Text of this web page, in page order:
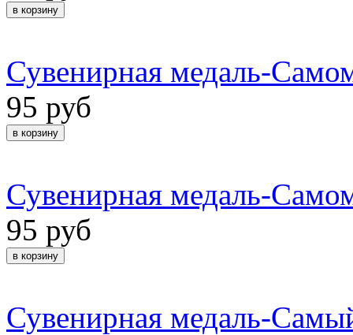
Сувенирная медаль-
95 руб
Сувенирная медаль-
95 руб
Сувенирная медаль-